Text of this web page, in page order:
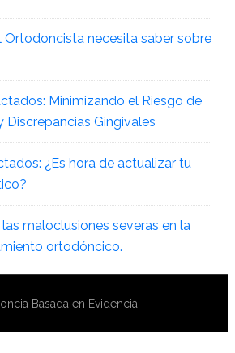
Ortodoncista necesita saber sobre
Minimizando el Riesgo de
Discrepancias Gingivales
¿Es hora de actualizar tu
maloclusiones severas en la
ortodóncico.
Basada en Evidencia